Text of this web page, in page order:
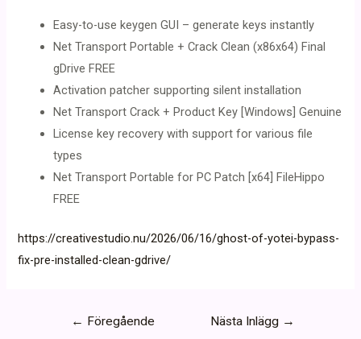
Easy-to-use keygen GUI – generate keys instantly
Net Transport Portable + Crack Clean (x86x64) Final
gDrive FREE
Activation patcher supporting silent installation
Net Transport Crack + Product Key [Windows] Genuine
License key recovery with support for various file
types
Net Transport Portable for PC Patch [x64] FileHippo
FREE
https://creativestudio.nu/2026/06/16/ghost-of-yotei-bypass-
fix-pre-installed-clean-gdrive/
Inläggsnavigering
← Föregående
Nästa Inlägg →